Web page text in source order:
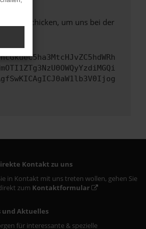
Text schicken, um uns bei der
Kontakt zu uns
in Kontakt mit uns treten wollen, gehen Sie
zum Kontaktformular
und Aktuelles
für interessante & spezielle